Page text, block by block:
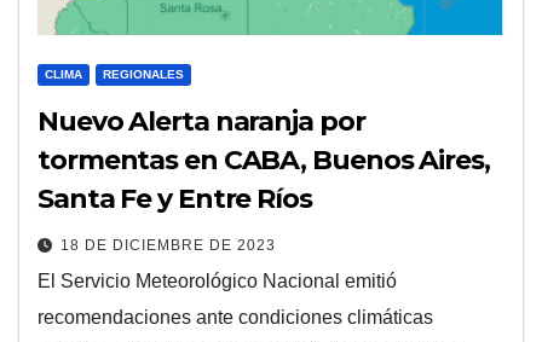
CLIMA REGIONALES
Nuevo Alerta naranja por
tormentas en CABA, Buenos Aires,
Santa Fe y Entre Ríos
18 DE DICIEMBRE DE 2023
El Servicio Meteorológico Nacional emitió
recomendaciones ante condiciones climáticas